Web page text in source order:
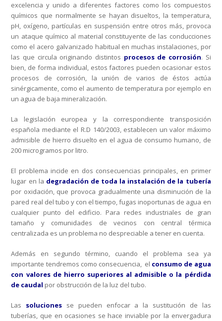
excelencia y unido a diferentes factores como los compuestos
químicos que normalmente se hayan disueltos, la temperatura,
pH, oxígeno, partículas en suspensión entre otros más, provoca
un ataque químico al material constituyente de las conducciones
como el acero galvanizado habitual en muchas instalaciones, por
las que circula originando distintos procesos de corrosión. Si
bien, de forma individual, estos factores pueden ocasionar estos
procesos de corrosión, la unión de varios de éstos actúa
sinérgicamente, como el aumento de temperatura por ejemplo en
un agua de baja mineralización.
La legislación europea y la correspondiente transposición
española mediante el R.D 140/2003, establecen un valor máximo
admisible de hierro disuelto en el agua de consumo humano, de
200 microgramos por litro.
El problema incide en dos consecuencias principales, en primer
lugar en la degradación de toda la instalación de la tubería
por oxidación, que provoca gradualmente una disminución de la
pared real del tubo y con el tiempo, fugas inoportunas de agua en
cualquier punto del edificio. Para redes industriales de gran
tamaño y comunidades de vecinos con central térmica
centralizada es un problema no despreciable a tener en cuenta.
Además en segundo término, cuando el problema sea ya
importante tendremos como consecuencia, el consumo de agua
con valores de hierro superiores al admisible o la pérdida
de caudal por obstrucción de la luz del tubo.
Las soluciones se pueden enfocar a la sustitución de las
tuberías, que en ocasiones se hace inviable por la envergadura